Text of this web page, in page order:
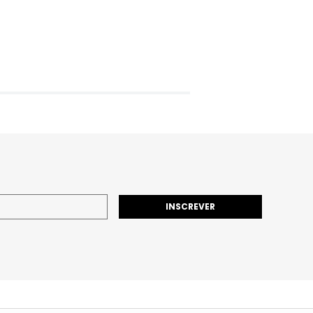
INSCREVER